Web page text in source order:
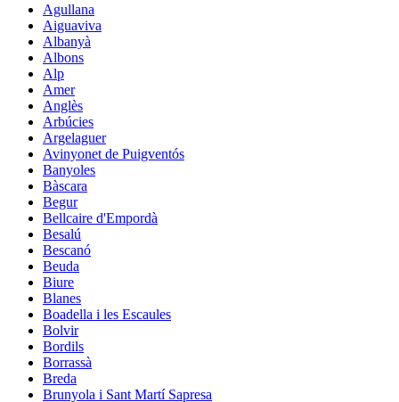
Agullana
Aiguaviva
Albanyà
Albons
Alp
Amer
Anglès
Arbúcies
Argelaguer
Avinyonet de Puigventós
Banyoles
Bàscara
Begur
Bellcaire d'Empordà
Besalú
Bescanó
Beuda
Biure
Blanes
Boadella i les Escaules
Bolvir
Bordils
Borrassà
Breda
Brunyola i Sant Martí Sapresa